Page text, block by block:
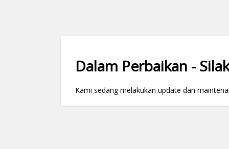
Dalam Perbaikan -
Kami sedang melakukan update dan